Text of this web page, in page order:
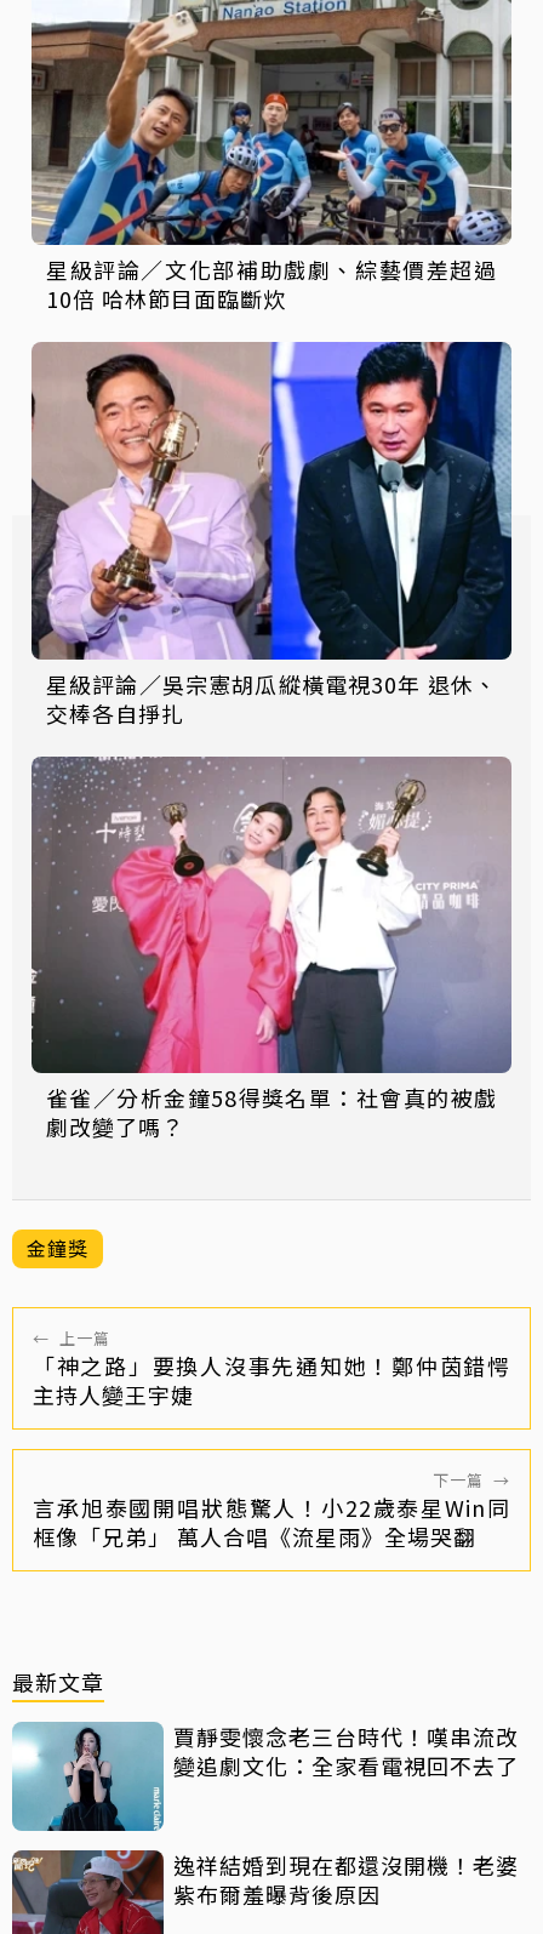
星級評論／文化部補助戲劇、綜藝價差超過
10倍 哈林節目面臨斷炊
星級評論／吳宗憲胡瓜縱橫電視30年 退休、
交棒各自掙扎
雀雀／分析金鐘58得獎名單：社會真的被戲
劇改變了嗎？
金鐘獎
← 上一篇
「神之路」要換人沒事先通知她！鄭仲茵錯愕
主持人變王宇婕
下一篇 →
言承旭泰國開唱狀態驚人！小22歲泰星Win同
框像「兄弟」 萬人合唱《流星雨》全場哭翻
最新文章
賈靜雯懷念老三台時代！嘆串流改
變追劇文化：全家看電視回不去了
逸祥結婚到現在都還沒開機！老婆
紫布爾羞曝背後原因